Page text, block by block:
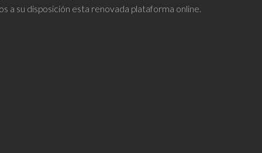
a su disposición esta renovada plataforma online.